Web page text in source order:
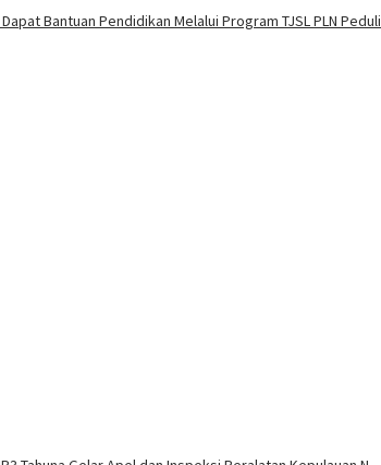
Bantuan Pendidikan Melalui Program TJSL PLN Peduli